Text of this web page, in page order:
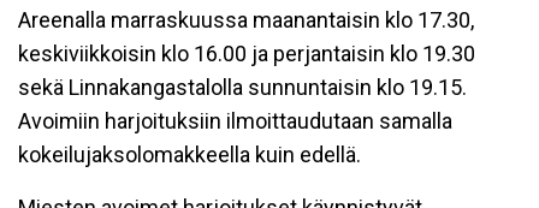
Areenalla marraskuussa maanantaisin klo 17.30,
keskiviikkoisin klo 16.00 ja perjantaisin klo 19.30
sekä Linnakangastalolla sunnuntaisin klo 19.15.
Avoimiin harjoituksiin ilmoittaudutaan samalla
kokeilujaksolomakkeella kuin edellä.